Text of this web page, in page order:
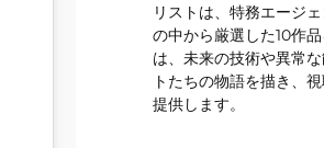
リストは、特務エージ
の中から厳選した10作
は、未来の技術や異常
トたちの物語を描き、
提供します。